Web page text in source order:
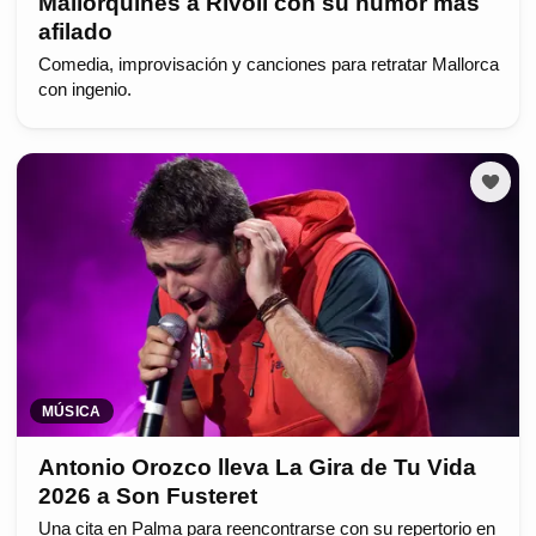
afilado
Comedia, improvisación y canciones para retratar Mallorca
con ingenio.
MÚSICA
Antonio Orozco lleva La Gira de Tu Vida
2026 a Son Fusteret
Una cita en Palma para reencontrarse con su repertorio en